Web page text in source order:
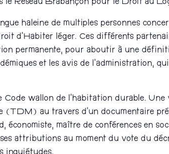
le Réseau Brabançon pour le Droit au
haleine de multiples personnes
d’Habiter léger. Ces différents
permanente, pour aboutir à une
et les avis de l’administration,
wallon de l’habitation durable. Une
(TDM) au travers d’un documentaire
maître de conférences en
attributions au moment du vote du